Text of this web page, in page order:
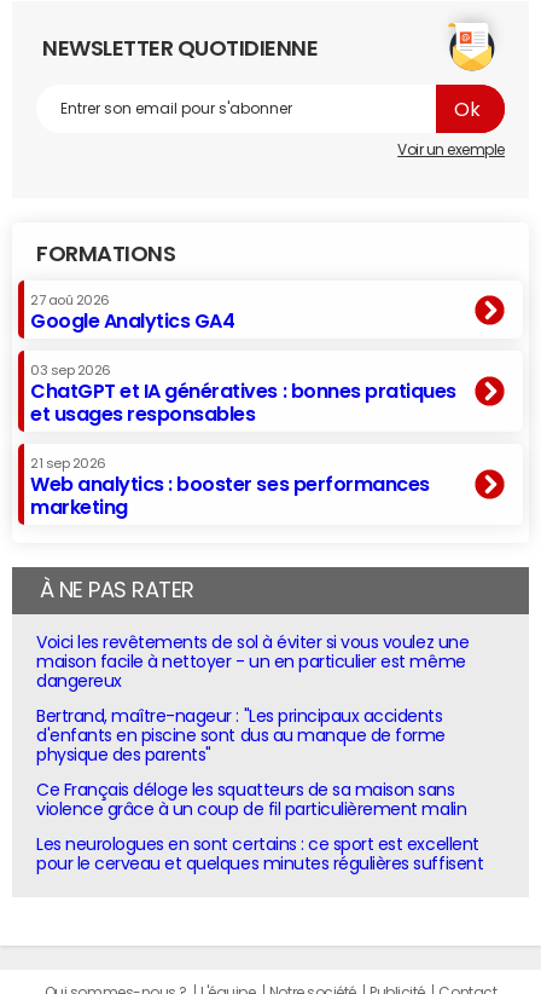
NEWSLETTER QUOTIDIENNE
Voir un exemple
FORMATIONS
27 aoû 2026
Google Analytics GA4
03 sep 2026
ChatGPT et IA génératives : bonnes pratiques
et usages responsables
21 sep 2026
Web analytics : booster ses performances
marketing
À NE PAS RATER
Voici les revêtements de sol à éviter si vous voulez une
maison facile à nettoyer - un en particulier est même
dangereux
Bertrand, maître-nageur : "Les principaux accidents
d'enfants en piscine sont dus au manque de forme
physique des parents"
Ce Français déloge les squatteurs de sa maison sans
violence grâce à un coup de fil particulièrement malin
Les neurologues en sont certains : ce sport est excellent
pour le cerveau et quelques minutes régulières suffisent